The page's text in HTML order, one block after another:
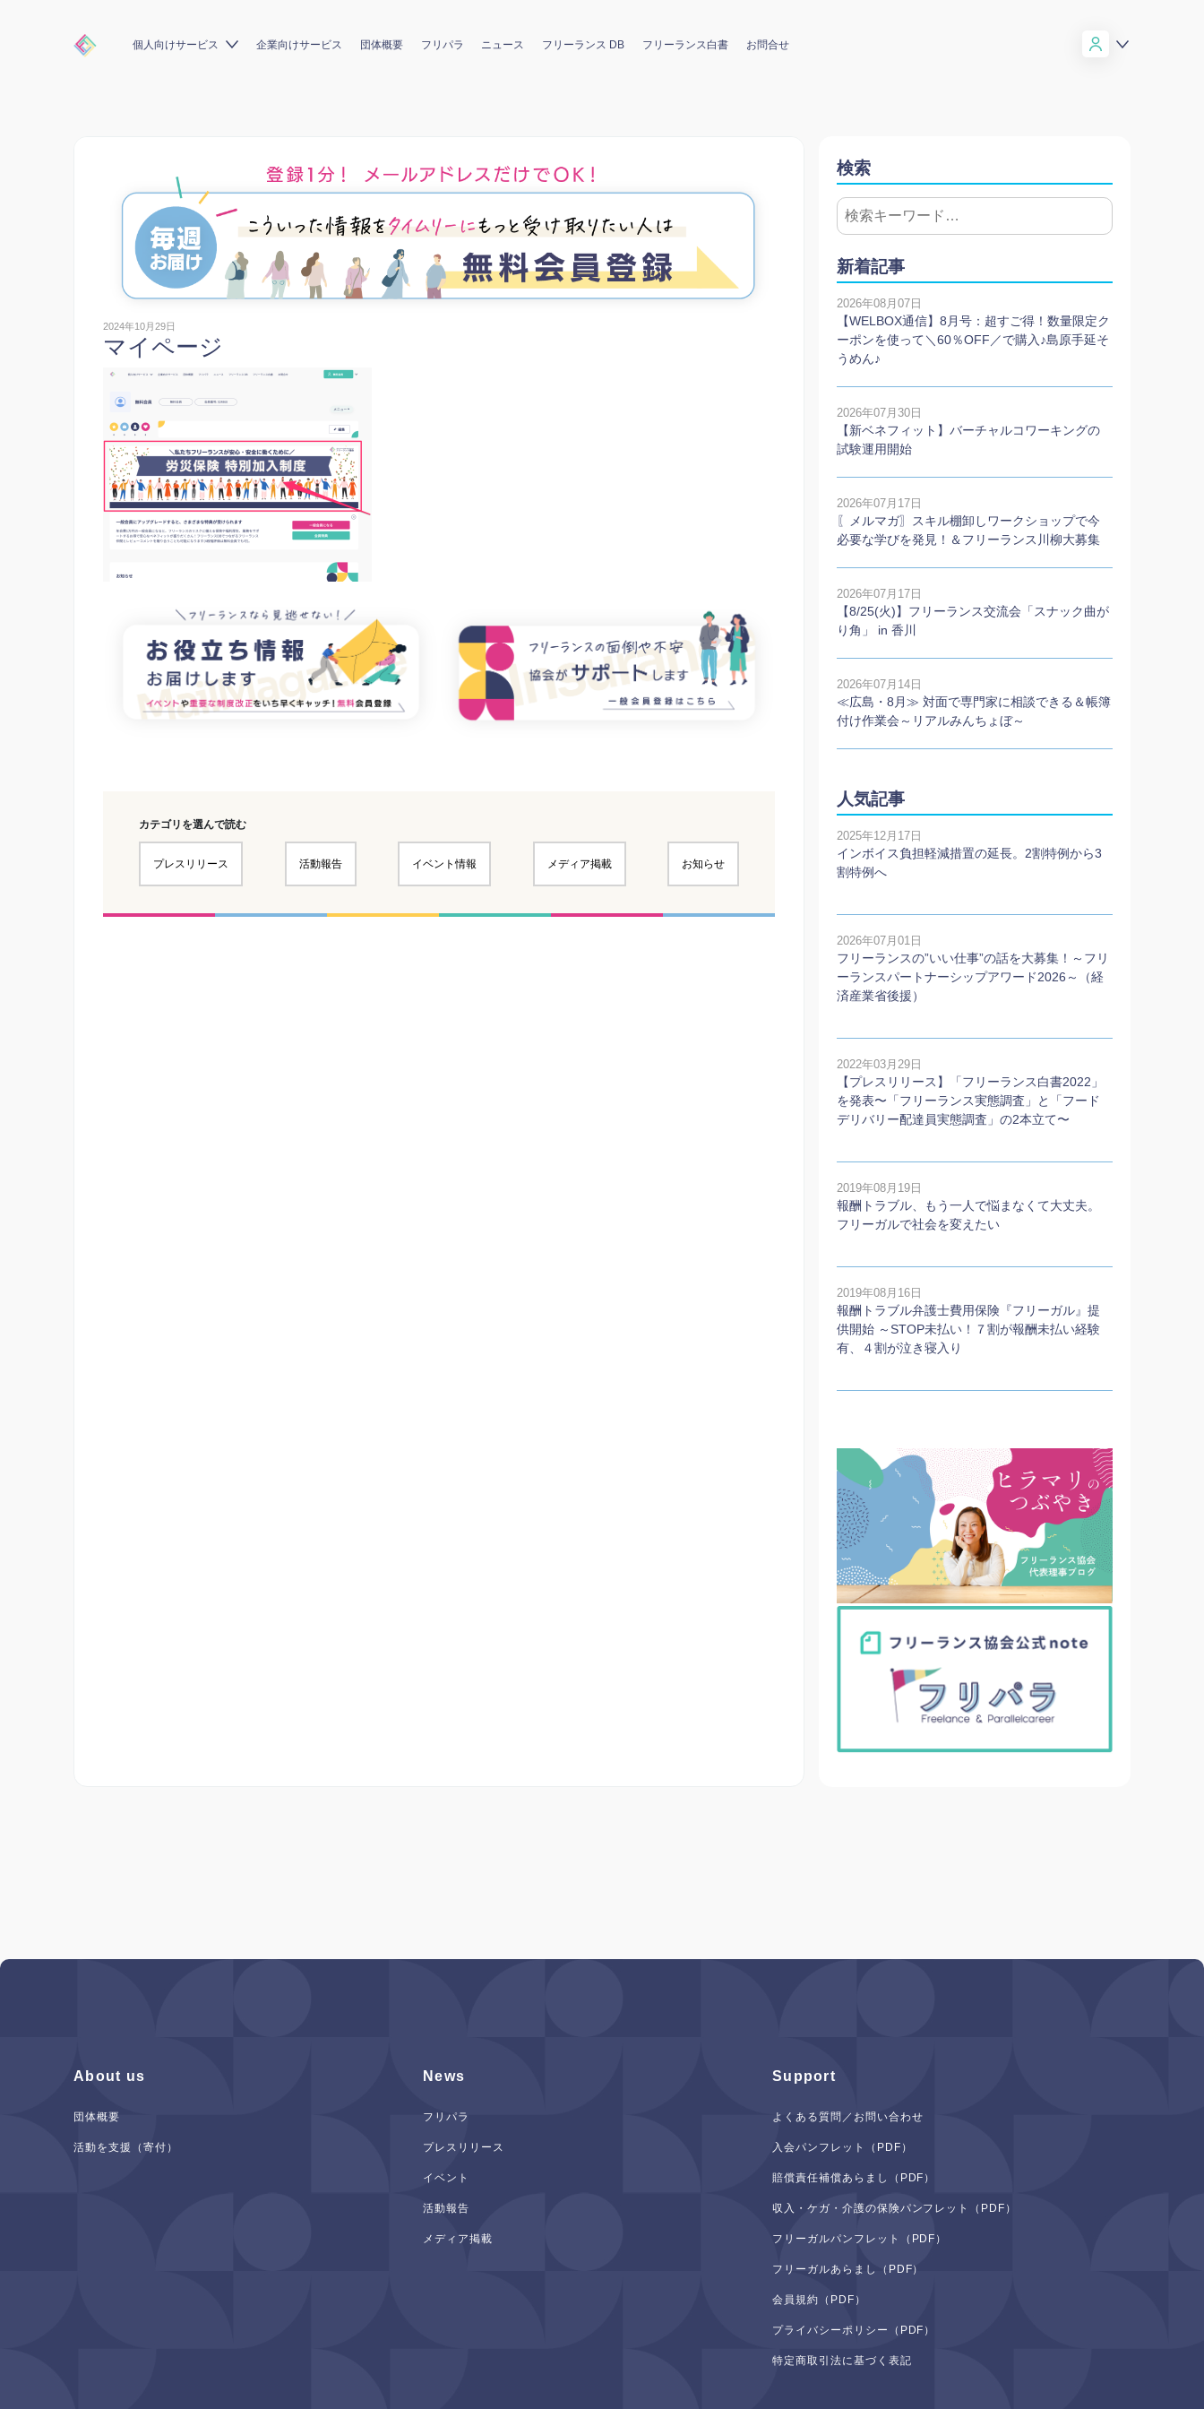
個人向けサービス 企業向けサービス 団体概要 フリパラ ニュース フリーランス DB フリーランス白書 お問合せ
2024年10月29日
マイページ
カテゴリを選んで読む
プレスリリース 活動報告 イベント情報 メディア掲載 お知らせ
検索
新着記事
2026年08月07日
【WELBOX通信】8月号：超すご得！数量限定ク
ーポンを使って＼60％OFF／で購入♪島原手延そ
うめん♪
2026年07月30日
【新ベネフィット】バーチャルコワーキングの
試験運用開始
2026年07月17日
〖メルマガ〗スキル棚卸しワークショップで今
必要な学びを発見！＆フリーランス川柳大募集
2026年07月17日
【8/25(火)】フリーランス交流会「スナック曲が
り角」 in 香川
2026年07月14日
≪広島・8月≫ 対面で専門家に相談できる＆帳簿
付け作業会～リアルみんちょぼ～
人気記事
2025年12月17日
インボイス負担軽減措置の延長。2割特例から3
割特例へ
2026年07月01日
フリーランスの”いい仕事”の話を大募集！～フリ
ーランスパートナーシップアワード2026～（経
済産業省後援）
2022年03月29日
【プレスリリース】「フリーランス白書2022」
を発表〜「フリーランス実態調査」と「フード
デリバリー配達員実態調査」の2本⽴て〜
2019年08月19日
報酬トラブル、もう一人で悩まなくて大丈夫。
フリーガルで社会を変えたい
2019年08月16日
報酬トラブル弁護士費用保険『フリーガル』提
供開始 ～STOP未払い！７割が報酬未払い経験
有、４割が泣き寝入り
About us
団体概要
活動を支援（寄付）
News
フリパラ
プレスリリース
イベント
活動報告
メディア掲載
Support
よくある質問／お問い合わせ
入会パンフレット（PDF）
賠償責任補償あらまし（PDF）
収入・ケガ・介護の保険パンフレット（PDF）
フリーガルパンフレット（PDF）
フリーガルあらまし（PDF）
会員規約（PDF）
プライバシーポリシー（PDF）
特定商取引法に基づく表記